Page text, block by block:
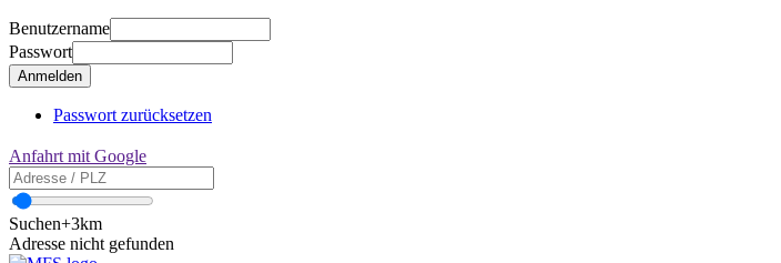
Benutzername
Passwort
Passwort zurücksetzen
Anfahrt mit Google
Suchen+3km
Adresse nicht gefunden